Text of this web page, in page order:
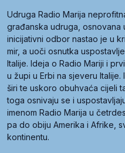
Udruga Radio Marija
građanska udruga, osnovana
inicijativni odbor nastao je u
mir, a uoči osnutka
Italije. Ideja o Radio Mariji i
u župi u Erbi na sjeveru
širi te uskoro obuhvaća cijeli
toga osnivaju se i
imenom Radio Marija u
pa do obiju Amerika i Afrike,
kontinentu.